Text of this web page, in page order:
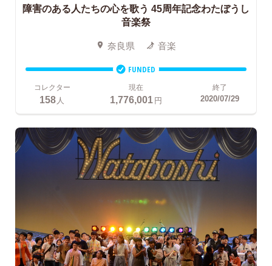
障害のある人たちの心を歌う 45周年記念わたぼうし
音楽祭
奈良県 音楽
FUNDED
コレクター
158人
現在
1,776,001円
終了
2020/07/29